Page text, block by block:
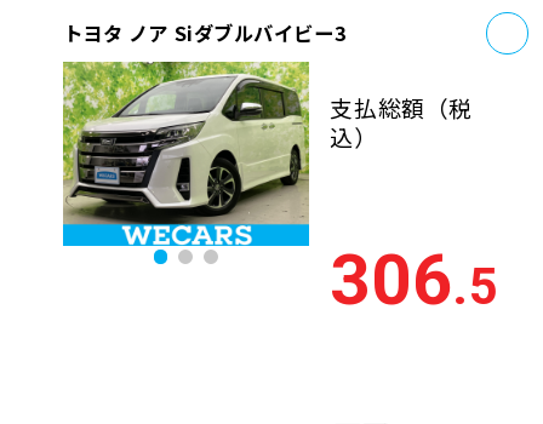
トヨタ ノア Siダブルバイビー3
支払総額 （税
込）
306.5